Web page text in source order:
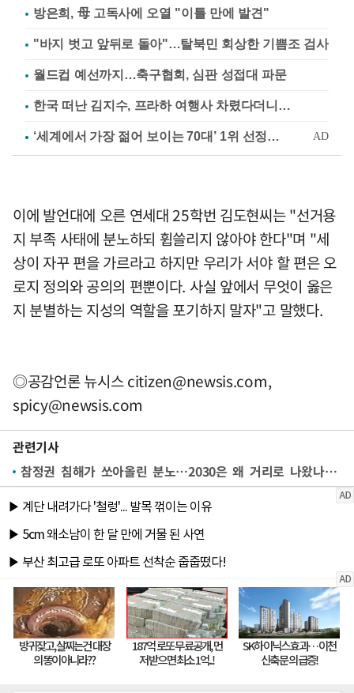
방은희, 母 고독사에 오열 "이틀 만에 발견"
"바지 벗고 앞뒤로 돌아"…탈북민 회상한 기쁨조 검사
월드컵 예선까지…축구협회, 심판 성접대 파문
한국 떠난 김지수, 프라하 여행사 차렸다더니…
이에 발언대에 오른 연세대 25학번 김도현씨는 "선거용
지 부족 사태에 분노하되 휩쓸리지 않아야 한다"며 "세
상이 자꾸 편을 가르라고 하지만 우리가 서야 할 편은 오
로지 정의와 공의의 편뿐이다. 사실 앞에서 무엇이 옳은
지 분별하는 지성의 역할을 포기하지 말자"고 말했다.
◎공감언론 뉴시스citizen@newsis.com,
spicy@newsis.com
관련기사
참정권 침해가 쏘아올린 분노…2030은 왜 거리로 나왔나[2030 시위①]